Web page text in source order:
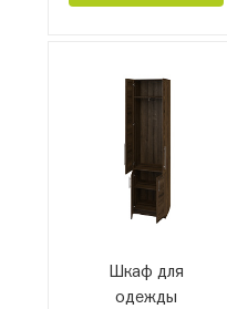
Шкаф для
одежды